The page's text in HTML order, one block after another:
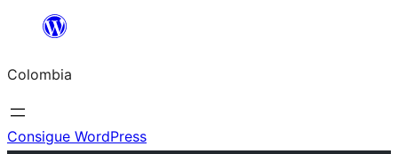
Saltar
contenido
Colombia
Consigue WordPress